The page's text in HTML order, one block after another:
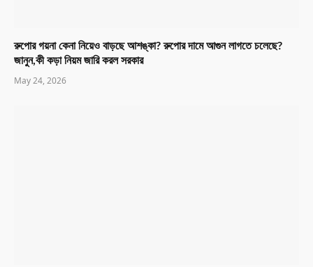
রুপোর গয়না কেনা নিয়েও বাড়ছে আশঙ্কা? রুপোর দামে আগুন লাগতে চলেছে?
জানুন,কী কড়া নিয়ম জারি করল সরকার
May 24, 2026